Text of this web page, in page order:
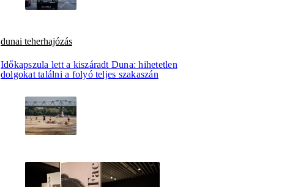
dunai teherhajózás
Időkapszula lett a kiszáradt Duna: hihetetlen
dolgokat találni a folyó teljes szakaszán